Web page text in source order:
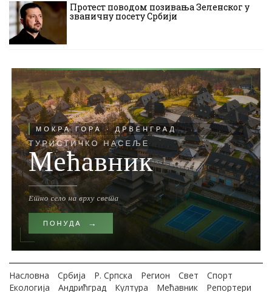
Протест поводом позивања Зеленског у
званичну посету Србији
Насловна Србија Р. Српска Регион Свет
Спорт
Екологија
Андрићград Култура Мећавник Репортери